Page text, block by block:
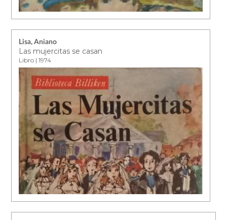
Lisa, Aniano
Las mujercitas se casan
Libro | 1974